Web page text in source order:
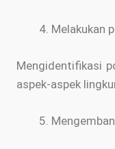
Melakukan
Mengidentifikasi
aspek-aspek